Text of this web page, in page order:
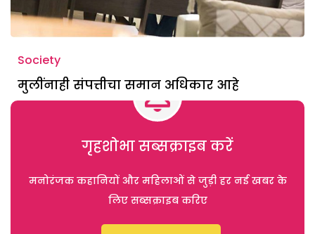
Society
मुलींनाही संपत्तीचा समान अधिकार आहे
गृहशोभा सब्सक्राइब करें
मनोरंजक कहानियों और महिलाओं से जुड़ी हर नई खबर के
लिए सब्सक्राइब करिए